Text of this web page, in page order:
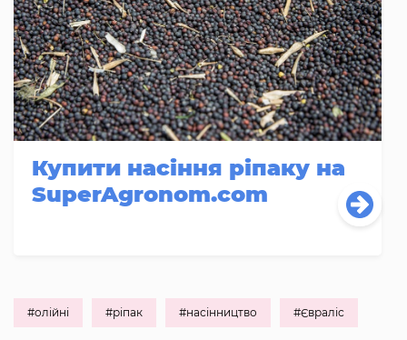
Купити насіння ріпаку на
SuperAgronom.com
#олійні #ріпак #насінництво #Євраліс